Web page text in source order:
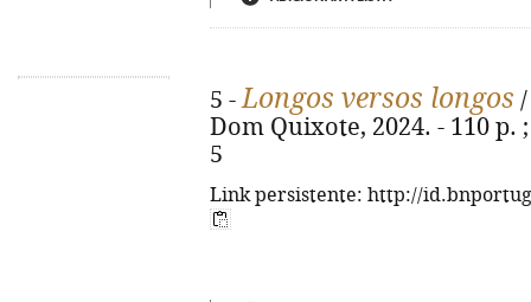
5 -Longos versos longos
Dom Quixote, 2024. - 110 p.
5
Link persistente: http://